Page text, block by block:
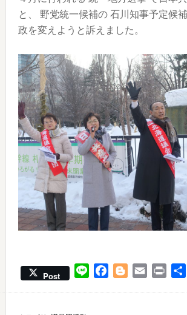
と、 野党統一候補の 石川知事予定候
政を変えようと訴えました。
Post Line FacebookBlogger
Email Print